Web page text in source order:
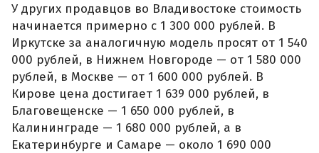
У других продавцов во Владивостоке стоимость
начинается примерно с 1 300 000 рублей. В
Иркутске за аналогичную модель просят от 1 540
000 рублей, в Нижнем Новгороде — от 1 580 000
рублей, в Москве — от 1 600 000 рублей. В
Кирове цена достигает 1 639 000 рублей, в
Благовещенске — 1 650 000 рублей, в
Калининграде — 1 680 000 рублей, а в
Екатеринбурге и Самаре — около 1 690 000